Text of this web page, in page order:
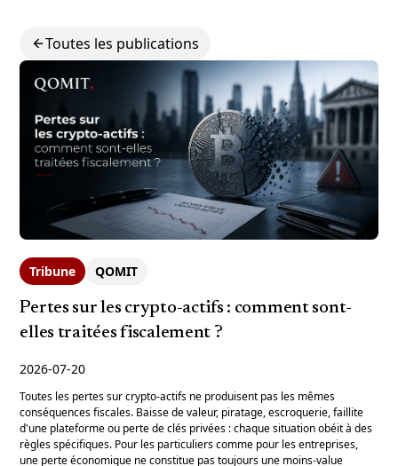
Toutes les publications
Tribune QOMIT
Pertes sur les crypto-actifs : comment sont-
elles traitées fiscalement ?
2026-07-20
Toutes les pertes sur crypto-actifs ne produisent pas les mêmes
conséquences fiscales. Baisse de valeur, piratage, escroquerie, faillite
d'une plateforme ou perte de clés privées : chaque situation obéit à des
règles spécifiques. Pour les particuliers comme pour les entreprises,
une perte économique ne constitue pas toujours une moins-value